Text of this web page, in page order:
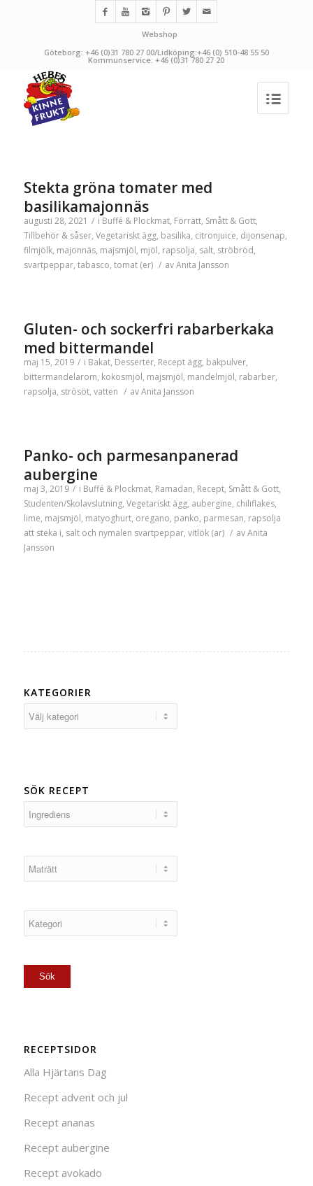
Webshop
Göteborg: +46 (0)31 780 27 00/Lidköping:+46 (0) 510-48 55 50
Kommunservice: +46 (0)31 780 27 20
Stekta gröna tomater med
basilikamajonnäs
augusti 28, 2021 / i Buffé & Plockmat, Förrätt, Smått & Gott,
Tillbehör & såser, Vegetariskt ägg, basilika, citronjuice, dijonsenap,
filmjölk, majonnäs, majsmjöl, mjöl, rapsolja, salt, ströbröd,
svartpeppar, tabasco, tomat (er) / avAnita Jansson
Gluten- och sockerfri rabarberkaka
med bittermandel
maj 15, 2019 / i Bakat, Desserter, Recept ägg, bakpulver,
bittermandelarom, kokosmjöl, majsmjöl, mandelmjöl, rabarber,
rapsolja, strösöt, vatten / avAnita Jansson
Panko- och parmesanpanerad
aubergine
maj 3, 2019 / i Buffé & Plockmat, Ramadan, Recept, Smått & Gott,
Studenten/Skolavslutning, Vegetariskt ägg, aubergine, chiliflakes,
lime, majsmjöl, matyoghurt, oregano, panko, parmesan, rapsolja
att steka i, salt och nymalen svartpeppar, vitlök (ar) / avAnita
Jansson
KATEGORIER
SÖK RECEPT
RECEPTSIDOR
Alla Hjärtans Dag
Recept advent och jul
Recept ananas
Recept aubergine
Recept avokado